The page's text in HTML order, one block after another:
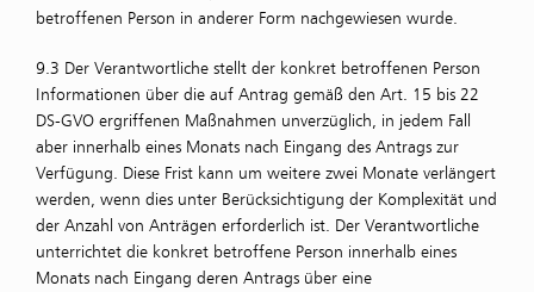
betroffenen Person in anderer Form nachgewiesen wurde.
9.3 Der Verantwortliche stellt der konkret betroffenen Person
Informationen über die auf Antrag gemäß den Art. 15 bis 22
DS-GVO ergriffenen Maßnahmen unverzüglich, in jedem Fall
aber innerhalb eines Monats nach Eingang des Antrags zur
Verfügung. Diese Frist kann um weitere zwei Monate verlängert
werden, wenn dies unter Berücksichtigung der Komplexität und
der Anzahl von Anträgen erforderlich ist. Der Verantwortliche
unterrichtet die konkret betroffene Person innerhalb eines
Monats nach Eingang deren Antrags über eine